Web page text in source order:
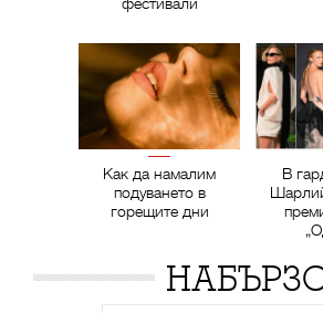
Как да намалим
подуването в
горещите дни
В